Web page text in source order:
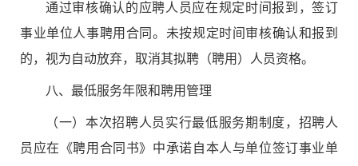
通过审核确认的应聘人员应在规定时间报到，签订
事业单位人事聘用合同。未按规定时间审核确认和报到
的，视为自动放弃，取消其拟聘（聘用）人员资格。
八、最低服务年限和聘用管理
（一）本次招聘人员实行最低服务期制度，招聘人
员应在《聘用合同书》中承诺自本人与单位签订事业单